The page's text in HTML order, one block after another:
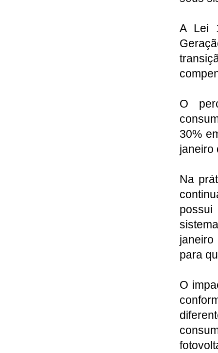
A Lei
O
30%
janeiro
Na
para
O